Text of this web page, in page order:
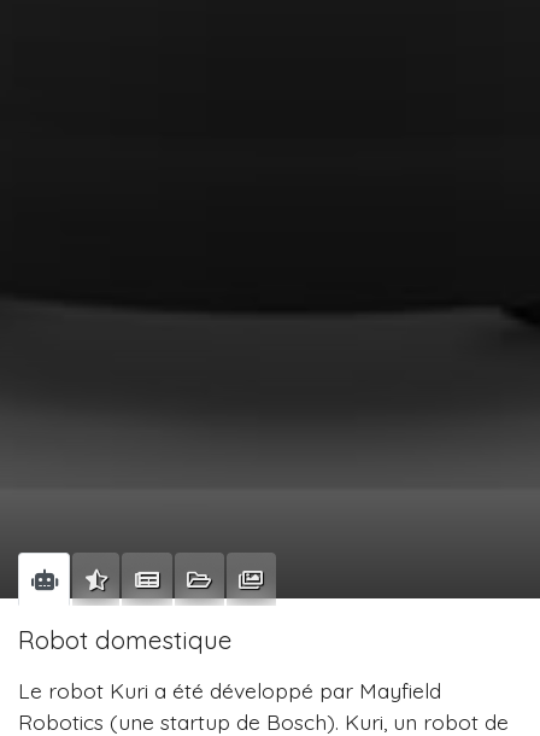
Robot domestique
Le robot Kuri a été développé par Mayfield
Robotics (une startup de Bosch). Kuri, un robot de